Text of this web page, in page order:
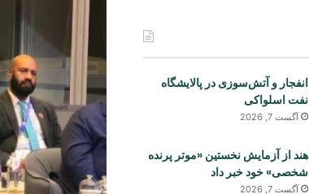
انفجار و آتش‌سوزی در پالایشگاه
نفت اسلواکی
آگست 7, 2026
هند از آزمایش نخستین «موتر پرنده
شخصی» خود خبر داد
آگست 7, 2026